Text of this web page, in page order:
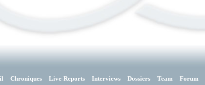
Chroniques Live-Reports Interviews Dossiers Team Forum